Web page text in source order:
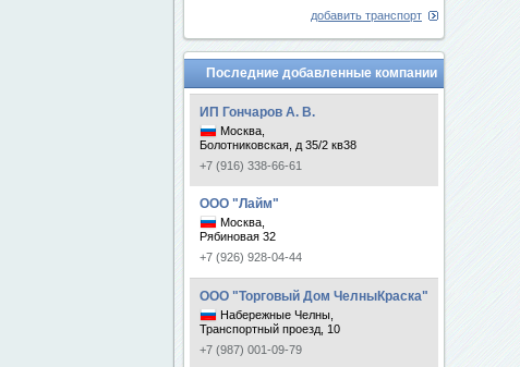
добавить транспорт
Последние добавленные компании
ИП Гончаров А. В.
Москва,
Болотниковская, д 35/2 кв38
+7 (916) 338-66-61
ООО "Лайм"
Москва,
Рябиновая 32
+7 (926) 928-04-44
ООО "Торговый Дом ЧелныКраска"
Набережные Челны,
Транспортный проезд, 10
+7 (987) 001-09-79